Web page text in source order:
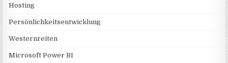
Hosting
Persönlichkeitsentwicklung
Westernreiten
Microsoft Power BI